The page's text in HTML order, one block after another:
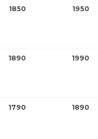
1850 1950
1890 1990
1790 1890